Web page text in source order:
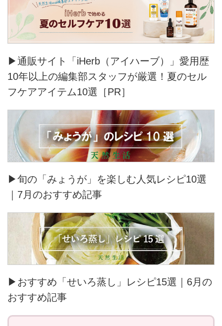
▶通販サイト「iHerb（アイハーブ）」愛用歴
10年以上の編集部スタッフが厳選！夏のセル
フケアアイテム10選［PR］
▶旬の「みょうが」を楽しむ人気レシピ10選
｜7月のおすすめ記事
▶おすすめ「せいろ蒸し」レシピ15選｜6月の
おすすめ記事